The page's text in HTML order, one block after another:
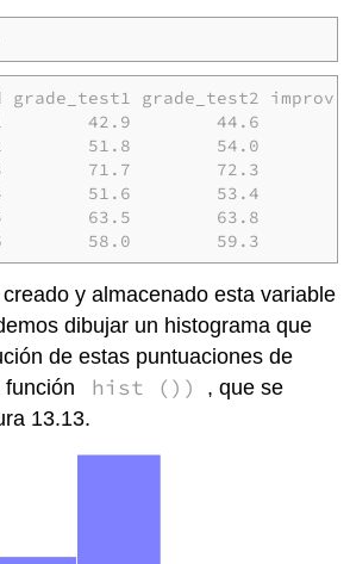
grade_test2
42.9        44.6
51.8        54.0
71.7        72.3
51.6        53.4
63.5        63.8
58.0        59.3
y almacenado esta variable
dibujar un histograma que
de estas puntuaciones de
función
hist ())
, que se
13.13.